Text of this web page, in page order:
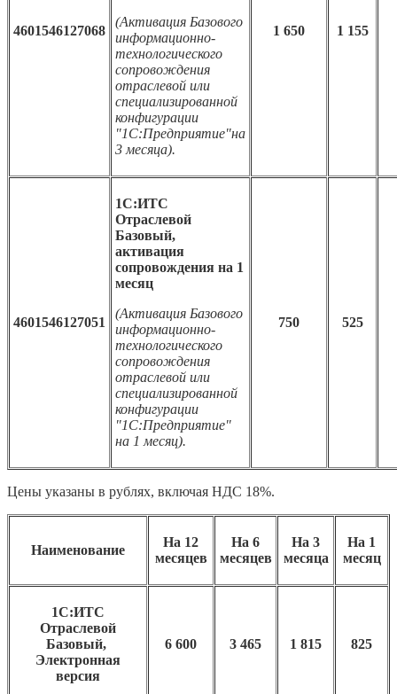
4601546127068
(Активация Базового
информационно-
технологического
сопровождения
отраслевой или
специализированной
конфигурации
"1С:Предприятие"на
3 месяца).
1 650 1 155
4601546127051
1С:ИТС
Отраслевой
Базовый,
активация
сопровождения на 1
месяц
(Активация Базового
информационно-
технологического
сопровождения
отраслевой или
специализированной
конфигурации
"1С:Предприятие"
на 1 месяц).
750 525
Цены указаны в рублях, включая НДС 18%.
Наименование
На 12
месяцев
На 6
месяцев
На 3
месяца
На 1
месяц
1С:ИТС
Отраслевой
Базовый,
Электронная
версия
6 600 3 465 1 815 825